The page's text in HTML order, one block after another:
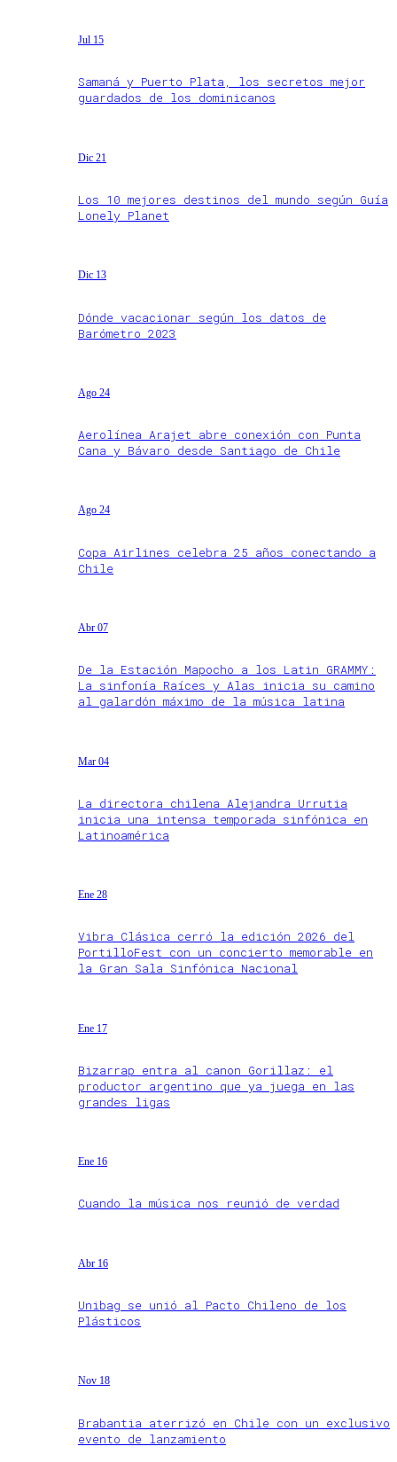
Jul 15
Samaná y Puerto Plata, los secretos mejor
guardados de los dominicanos
Dic 21
Los 10 mejores destinos del mundo según Guía
Lonely Planet
Dic 13
Dónde vacacionar según los datos de
Barómetro 2023
Ago 24
Aerolínea Arajet abre conexión con Punta
Cana y Bávaro desde Santiago de Chile
Ago 24
Copa Airlines celebra 25 años conectando a
Chile
Abr 07
De la Estación Mapocho a los Latin GRAMMY:
La sinfonía Raíces y Alas inicia su camino
al galardón máximo de la música latina
Mar 04
La directora chilena Alejandra Urrutia
inicia una intensa temporada sinfónica en
Latinoamérica
Ene 28
Vibra Clásica cerró la edición 2026 del
PortilloFest con un concierto memorable en
la Gran Sala Sinfónica Nacional
Ene 17
Bizarrap entra al canon Gorillaz: el
productor argentino que ya juega en las
grandes ligas
Ene 16
Cuando la música nos reunió de verdad
Abr 16
Unibag se unió al Pacto Chileno de los
Plásticos
Nov 18
Brabantia aterrizó en Chile con un exclusivo
evento de lanzamiento